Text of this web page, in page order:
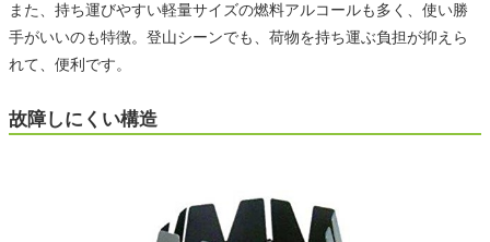
また、持ち運びやすい軽量サイズの燃料アルコールも多く、使い勝
手がいいのも特徴。登山シーンでも、荷物を持ち運ぶ負担が抑えら
れて、便利です。
故障しにくい構造